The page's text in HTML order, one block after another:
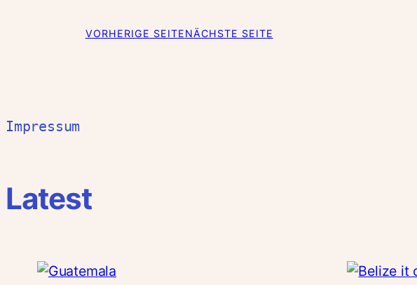
VORHERIGE SEITENÄCHSTE SEITE
Impressum
Latest